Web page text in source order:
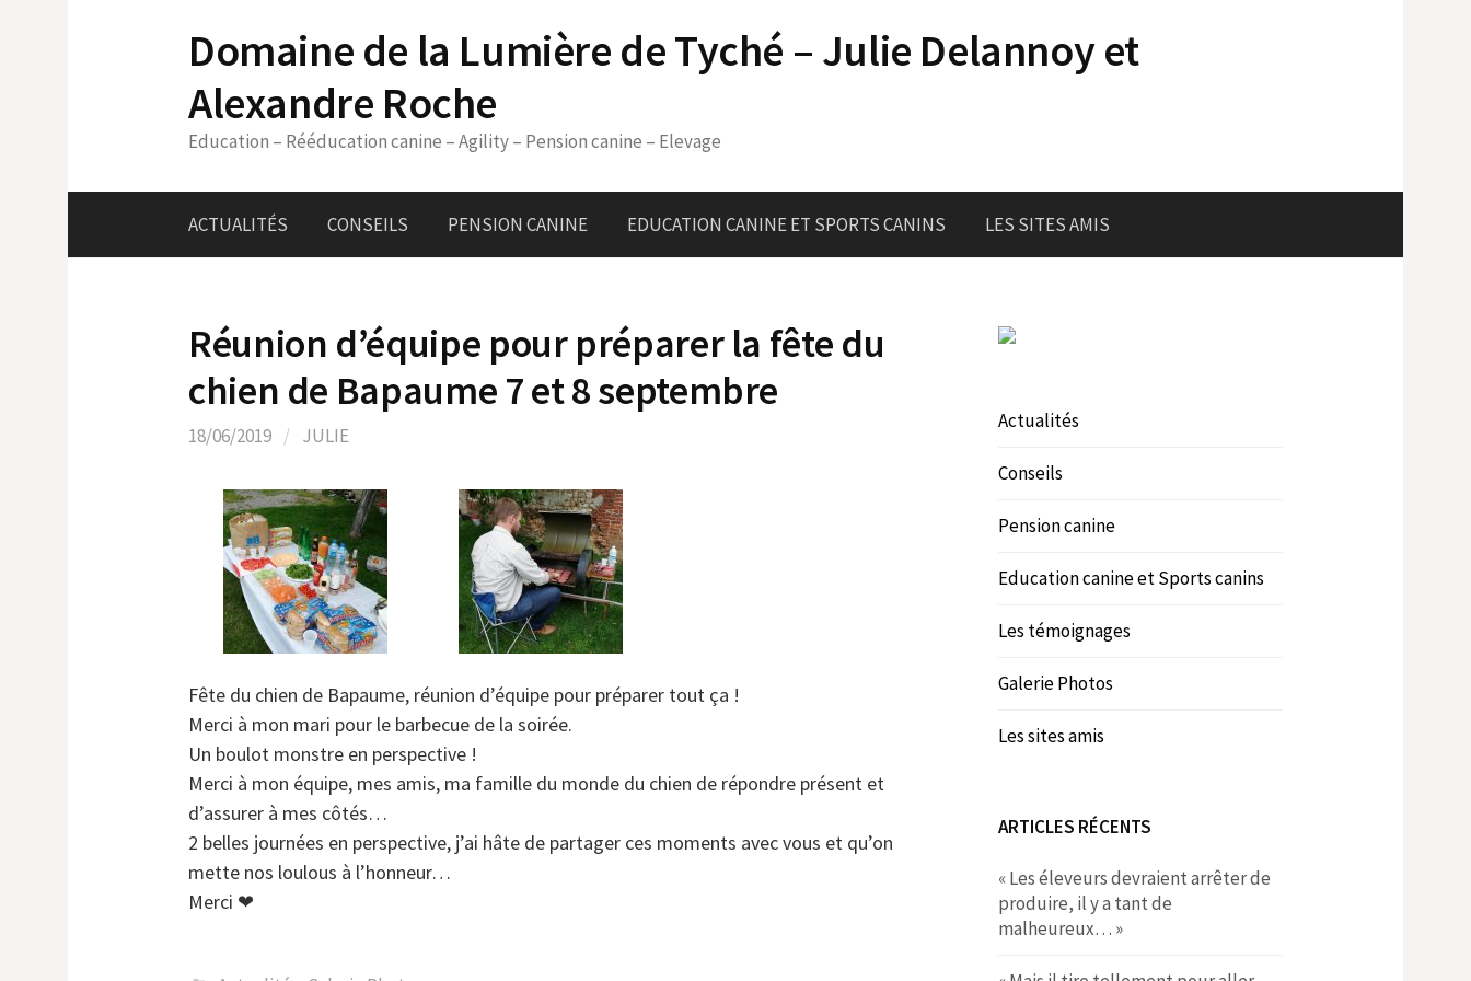
Domaine de la Lumière de Tyché – Julie Delannoy et
Alexandre Roche
Education – Rééducation canine – Agility – Pension canine – Elevage
ACTUALITÉS CONSEILS PENSION CANINE EDUCATION CANINE ET SPORTS CANINS LES SITES AMIS
Réunion d’équipe pour préparer la fête du
chien de Bapaume 7 et 8 septembre
18/06/2019 / JULIE
Fête du chien de Bapaume, réunion d’équipe pour préparer tout ça !
Merci à mon mari pour le barbecue de la soirée.
Un boulot monstre en perspective !
Merci à mon équipe, mes amis, ma famille du monde du chien de répondre présent et
d’assurer à mes côtés…
2 belles journées en perspective, j’ai hâte de partager ces moments avec vous et qu’on
mette nos loulous à l’honneur…
Merci ❤
Actualités
Conseils
Pension canine
Education canine et Sports canins
Les témoignages
Galerie Photos
Les sites amis
ARTICLES RÉCENTS
« Les éleveurs devraient arrêter de
produire, il y a tant de
malheureux… »